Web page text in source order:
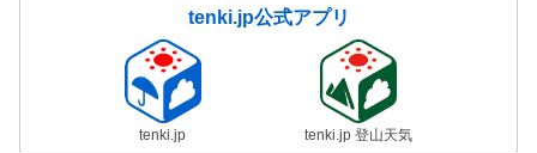
tenki.jp公式アプリ
tenki.jp tenki.jp 登山天気